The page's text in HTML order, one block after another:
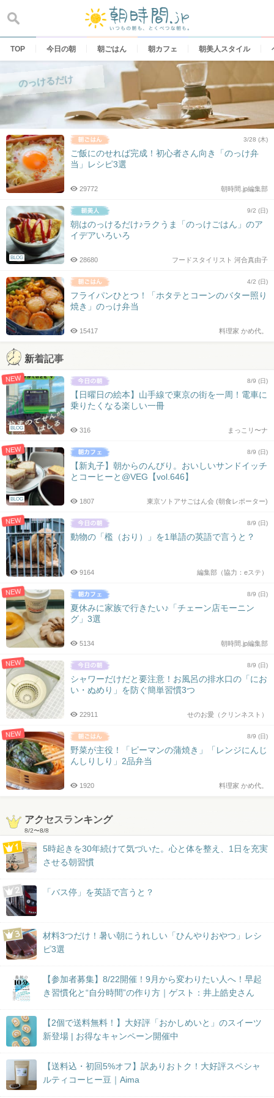
content
TOP 今日の朝 朝ごはん 朝カフェ 朝美人スタイル
のっけるだけ
3/28 (木)
ご飯にのせれば完成！初心者さん向き「のっけ弁
当」レシピ3選
朝時間.jp編集部
29772
BLOG
9/2 (日)
朝はのっけるだけ♪ラクうま「のっけごはん」のア
イデアいろいろ
フードスタイリスト 河合真由子
28680
4/2 (日)
フライパンひとつ！「ホタテとコーンのバター照り
焼き」のっけ弁当
料理家 かめ代。
15417
新着記事
NEW
BLOG
8/9 (日)
【日曜日の絵本】山手線で東京の街を一周！電車に
乗りたくなる楽しい一冊
まっこリ〜ナ
316
NEW
BLOG
8/9 (日)
【新丸子】朝からのんびり。おいしいサンドイッチ
とコーヒーと@VEG【vol.646】
東京ソトアサごはん会 (朝食レポーター)
1807
NEW 8/9 (日)
動物の「檻（おり）」を1単語の英語で言うと？
編集部（協力：eステ）
9164
NEW 8/9 (日)
夏休みに家族で行きたい♪「チェーン店モーニン
グ」3選
朝時間.jp編集部
5134
NEW 8/9 (日)
シャワーだけだと要注意！お風呂の排水口の「にお
い・ぬめり」を防ぐ簡単習慣3つ
せのお愛（クリンネスト）
22911
NEW 8/9 (日)
野菜が主役！「ピーマンの蒲焼き」「レンジにんじ
んしりしり」2品弁当
料理家 かめ代。
1920
アクセスランキング
8/2〜8/8
5時起きを30年続けて気づいた。心と体を整え、1日を充実
させる朝習慣
「バス停」を英語で言うと？
材料3つだけ！暑い朝にうれしい「ひんやりおやつ」レシ
ピ3選
【参加者募集】8/22開催！9月から変わりたい人へ！早起
き習慣化と“自分時間”の作り方｜ゲスト：井上皓史さん
【2個で送料無料！】大好評「おかしめいと」のスイーツ
新登場 | お得なキャンペーン開催中
【送料込・初回5%オフ】訳ありおトク！大好評スペシャ
ルティコーヒー豆｜Aima